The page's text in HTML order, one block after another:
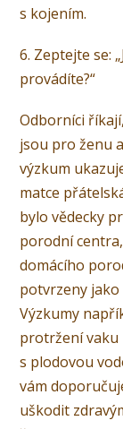
s kojením.
6. Zeptejte se:
provádíte?“
Odborníci
jsou pro ženu
výzkum
matce
bylo vědecky
porodní
domácího
potvrzeny
Výzkumy
protržení vaku
s plodovou
vám
uškodit